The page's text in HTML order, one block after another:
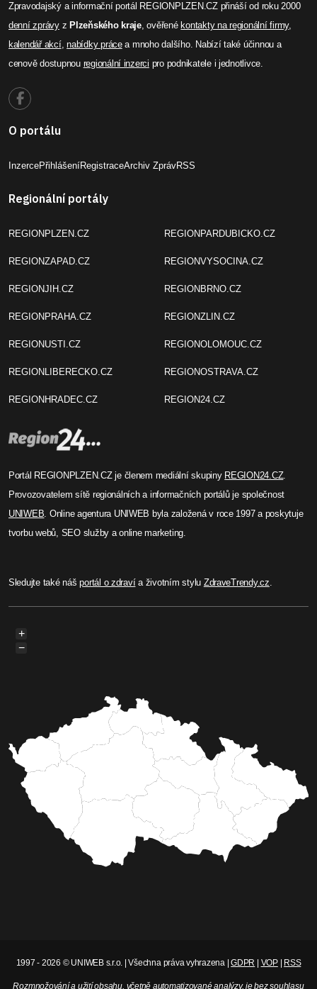
Zpravodajský a informační portál REGIONPLZEN.CZ přináší od roku 2000
denní zprávyz Plzeňského kraje, ověřené kontakty na regionální firmy,
kalendář akcí,nabídky prácea mnoho dalšího. Nabízí také účinnou a
cenově dostupnou regionální inzerci pro podnikatele i jednotlivce.
O portálu
InzercePřihlášeníRegistraceArchiv ZprávRSS
Regionální portály
REGIONPLZEN.CZ
REGIONZAPAD.CZ
REGIONJIH.CZ
REGIONPRAHA.CZ
REGIONUSTI.CZ
REGIONLIBERECKO.CZ
REGIONHRADEC.CZ
REGIONPARDUBICKO.CZ
REGIONVYSOCINA.CZ
REGIONBRNO.CZ
REGIONZLIN.CZ
REGIONOLOMOUC.CZ
REGIONOSTRAVA.CZ
REGION24.CZ
Portál REGIONPLZEN.CZ je členem mediální skupiny REGION24.CZ.
Provozovatelem sítě regionálních a informačních portálů je společnost
UNIWEB. Online agentura UNIWEB byla založená v roce 1997 a poskytuje
tvorbu webů, SEO služby a online marketing.
Sledujte také nášportál o zdravía životním stylu ZdraveTrendy.cz.
+
−
1997 - 2026 © UNIWEB s.r.o. | Všechna práva vyhrazena |GDPR VOP| RSS
Rozmnožování a užití obsahu, včetně automatizované analýzy, je bez souhlasu